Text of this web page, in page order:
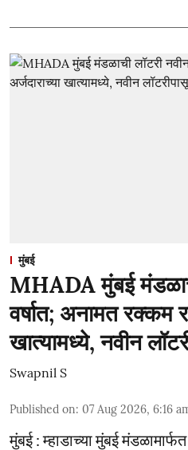
मुंबई
MHADA मुंबई
वर्षात; अनामत रक्कम
खात्यामध्ये, नवीन
Swapnil S
Published on: 07 Aug 2026, 6:16
मुंबई : म्हाडाच्या मुंबई मंडळामार्फत